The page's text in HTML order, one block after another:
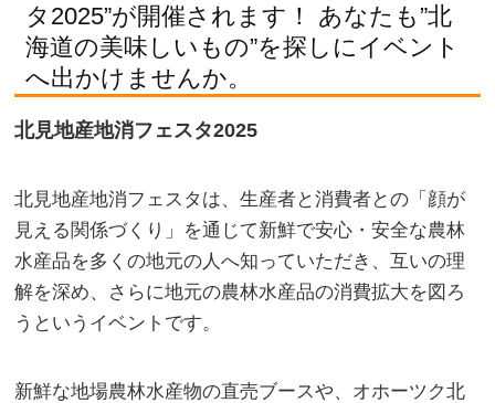
タ2025”が開催されます！ あなたも”北
海道の美味しいもの”を探しにイベント
へ出かけませんか。
北見地産地消フェスタ2025
北見地産地消フェスタは、生産者と消費者との「顔が
見える関係づくり」を通じて新鮮で安心・安全な農林
水産品を多くの地元の人へ知っていただき、互いの理
解を深め、さらに地元の農林水産品の消費拡大を図ろ
うというイベントです。
新鮮な地場農林水産物の直売ブースや、オホーツク北